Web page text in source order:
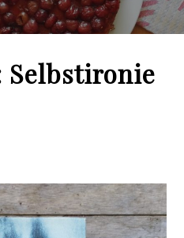
Selbstironie